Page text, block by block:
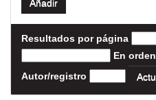
Resultados por página
En orden
Autor/registro